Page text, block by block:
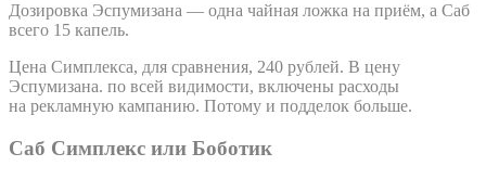
Дозировка Эспумизана — одна чайная ложка на приём, а Саб
всего 15 капель.
Цена Симплекса, для сравнения, 240 рублей. В цену
Эспумизана. по всей видимости, включены расходы
на рекламную кампанию. Потому и подделок больше.
Саб Симплекс или Боботик